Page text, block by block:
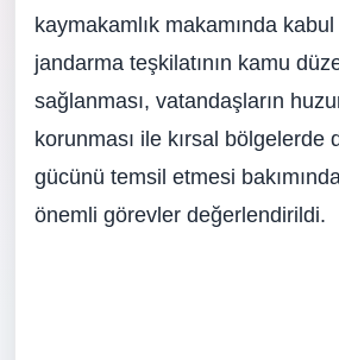
kaymakamlık makamında
jandarma teşkilatının kamu
sağlanması, vatandaşların
korunması ile kırsal bölgelerde
gücünü temsil etmesi
önemli görevler değerlendirildi.